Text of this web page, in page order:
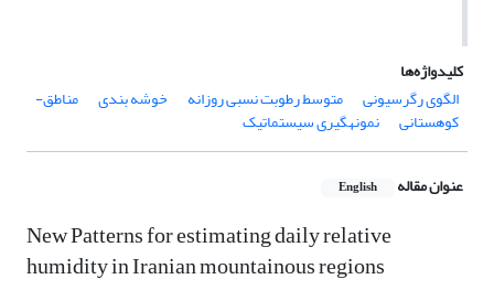
کلیدواژه‌ها
الگوی رگرسیونی
متوسط رطوبت­ نسبی روزانه خوشه ­بندی مناطق­
کوهستانی نمونه­گیری سیستماتیک
عنوان مقاله English
New Patterns for estimating daily relative
humidity in Iranian mountainous regions